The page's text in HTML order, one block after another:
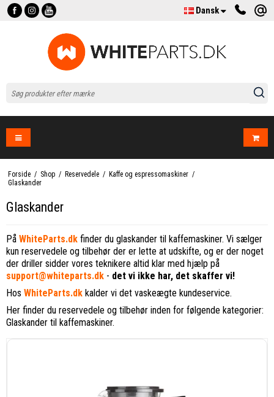
Dansk
Forside / Shop / Reservedele / Kaffe og espressomaskiner /
Glaskander
Glaskander
På WhiteParts.dk finder du glaskander til kaffemaskiner. Vi sælger
kun reservedele og tilbehør der er lette at udskifte, og er der noget
der driller sidder vores teknikere altid klar med hjælp på
support@whiteparts.dk - det vi ikke har, det skaffer vi!
Hos WhiteParts.dk kalder vi det vaskeægte kundeservice.
Her finder du reservedele og tilbehør inden for følgende kategorier:
Glaskander til kaffemaskiner.